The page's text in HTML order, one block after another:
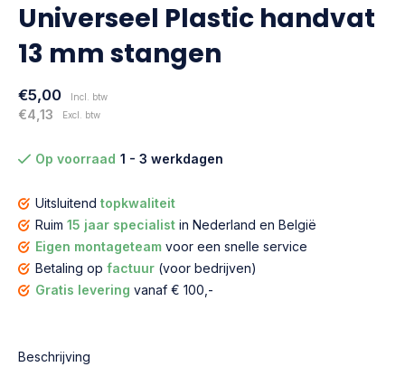
Universeel Plastic handvat
13 mm stangen
€5,00 Incl. btw
€4,13 Excl. btw
Op voorraad 1 - 3 werkdagen
Uitsluitend topkwaliteit
Ruim 15 jaar specialist in Nederland en België
Eigen montageteam voor een snelle service
Betaling op factuur (voor bedrijven)
Gratis levering vanaf € 100,-
Beschrijving